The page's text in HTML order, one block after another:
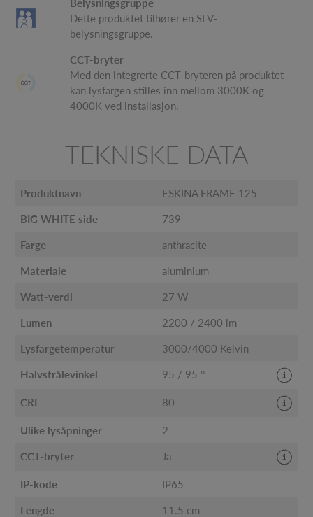
Dette produktet tilhører en SLV-
belysningsgruppe.
CCT-bryter
Med den integrerte CCT-bryteren på produktet
kan lysfargen stilles inn mellom 3000K og
4000K ved installasjon.
TEKNISKE DATA
Produktnavn ESKINA FRAME 125
BIG WHITE side 739
Farge anthracite
Materiale aluminium
Watt-verdi 27 W
Lumen 2200 / 2400 lm
Lysfargetemperatur 3000/4000 Kelvin
Halvstrålevinkel 95 / 95 °
CRI 80
Ulike lysåpninger 2
CCT-bryter Ja
IP-kode IP65
Lengde 11.5 cm